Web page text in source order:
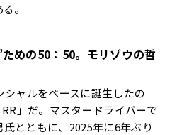
。
めの50 ： 50。モリゾウの哲
ャルをベースに誕生したの
」だ。マスタードライバーで
とともに、2025年に6年ぶり